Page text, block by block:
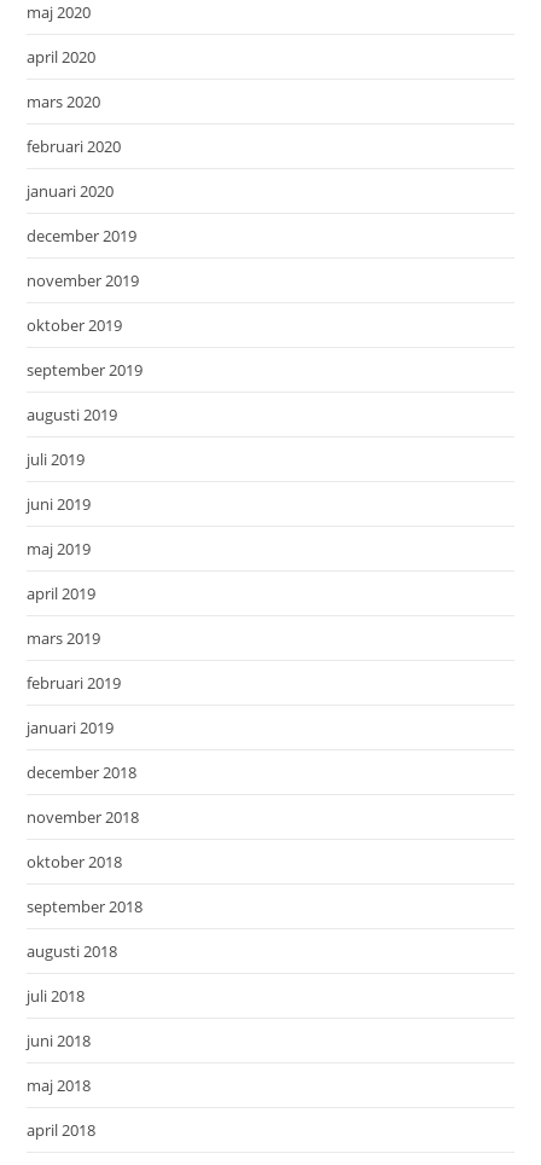
maj 2020
april 2020
mars 2020
februari 2020
januari 2020
december 2019
november 2019
oktober 2019
september 2019
augusti 2019
juli 2019
juni 2019
maj 2019
april 2019
mars 2019
februari 2019
januari 2019
december 2018
november 2018
oktober 2018
september 2018
augusti 2018
juli 2018
juni 2018
maj 2018
april 2018